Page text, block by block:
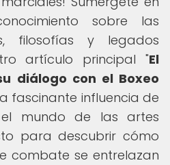
sobre las
filosofías y legados
artículo principal "El
diálogo con el Boxeo
fascinante influencia de
mundo de las artes
para descubrir cómo
combate se entrelazan